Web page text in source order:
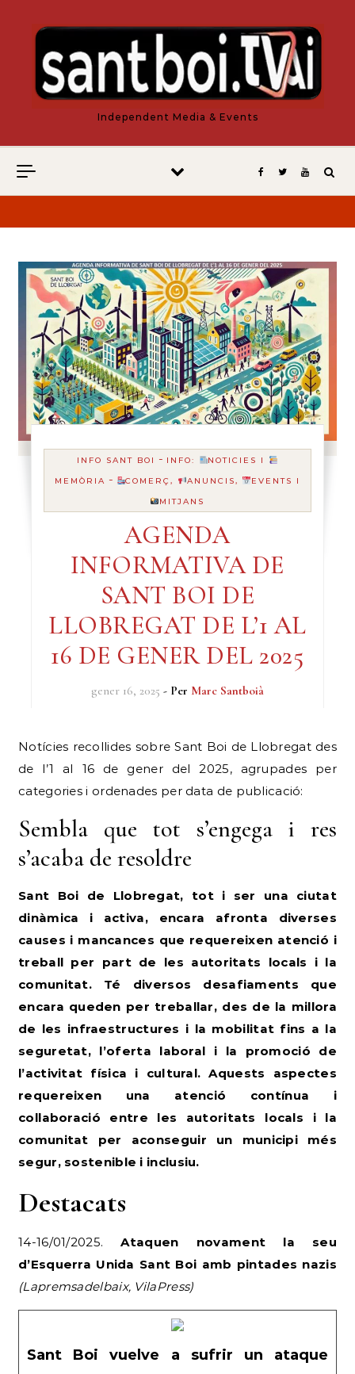
Independent Media & Events
INFO SANT BOI - INFO:
NOTICIES I
MEMÒRIA - COMERÇ, ANUNCIS,
EVENTS I
MITJANS
AGENDA
INFORMATIVA DE
SANT BOI DE
LLOBREGAT DE L’1 AL
16 DE GENER DEL 2025
gener 16, 2025 - Per Marc Santboià
Notícies recollides sobre Sant Boi de Llobregat des
de l’1 al 16 de gener del 2025, agrupades per
categories i ordenades per data de publicació:
Sembla que tot s’engega i res
s’acaba de resoldre
Sant Boi de Llobregat, tot i ser una ciutat
dinàmica i activa, encara afronta diverses
causes i mancances que requereixen atenció i
treball per part de les autoritats locals i la
comunitat. Té diversos desafiaments que
encara queden per treballar, des de la millora
de les infraestructures i la mobilitat fins a la
seguretat, l’oferta laboral i la promoció de
l’activitat física i cultural. Aquests aspectes
requereixen una atenció contínua i
col·laboració entre les autoritats locals i la
comunitat per aconseguir un municipi més
segur, sostenible i inclusiu.
Destacats
14-16/01/2025.Ataquen novament la seu
d’Esquerra Unida Sant Boi amb pintades nazis
(Lapremsadelbaix, VilaPress)
Sant Boi vuelve a sufrir un ataque